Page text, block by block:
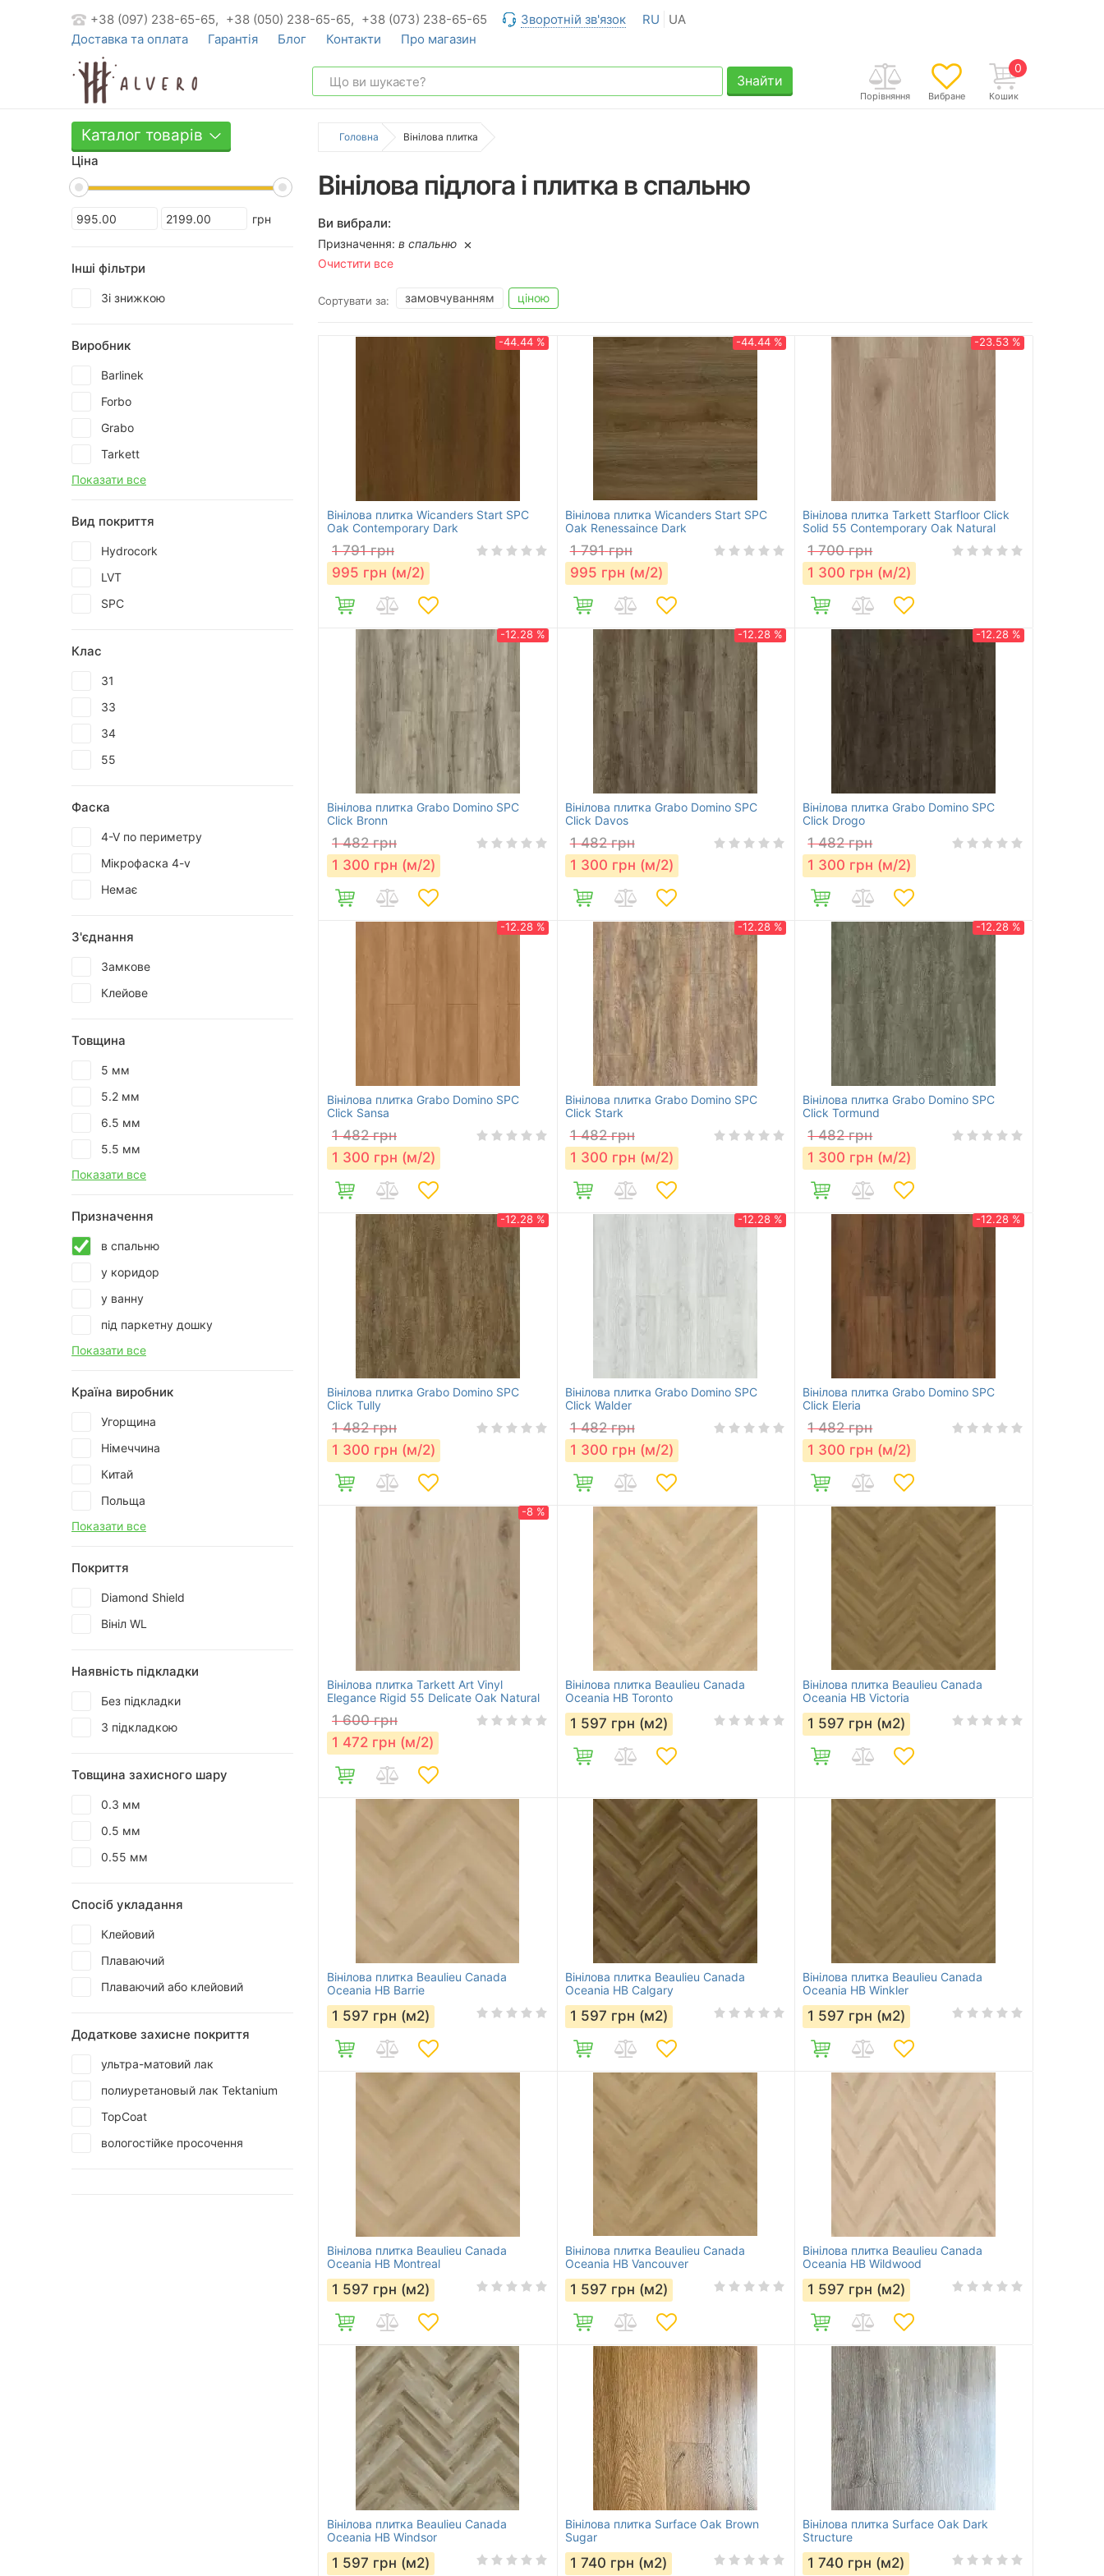
+38 (097) 238-65-65, +38 (050) 238-65-65, +38 (073) 238-65-65 Зворотній зв'язок RU
UA
Доставка та оплата
Гарантія Блог Контакти Про магазин
0
Кошик
Вибране
Порівняння
Знайти
Каталог товарів
Ціна
грн
Інші фільтри
Зі знижкою
Виробник
Barlinek
Forbo
Grabo
Tarkett
Показати все
Вид покриття
Hydrocork
LVT
SPC
Клас
31
33
34
55
Фаска
4-V по периметру
Мікрофаска 4-v
Немає
З'єднання
Замкове
Клейове
Товщина
5 мм
5.2 мм
6.5 мм
5.5 мм
Показати все
Призначення
в спальню
у коридор
у ванну
під паркетну дошку
Показати все
Країна виробник
Угорщина
Німеччина
Китай
Польща
Показати все
Покриття
Diamond Shield
Вініл WL
Наявність підкладки
Без підкладки
З підкладкою
Товщина захисного шару
0.3 мм
0.5 мм
0.55 мм
Спосіб укладання
Клейовий
Плаваючий
Плаваючий або клейовий
Додаткове захисне покриття
ультра-матовий лак
полиуретановый лак Tektanium
TopCoat
вологостійке просочення
Головна Вінілова плитка
Вінілова підлога і плитка в спальню
Ви вибрали:
Призначення: в спальню
Очистити все
Сортувати за: замовчуванням ціною
-44.44 %
Вінілова плитка Wicanders Start SPC
Oak Contemporary Dark
1 791 грн
995 грн (м/2)
-44.44 %
Вінілова плитка Wicanders Start SPC
Oak Renessaince Dark
1 791 грн
995 грн (м/2)
-23.53 %
Вінілова плитка Tarkett Starfloor Click
Solid 55 Contemporary Oak Natural
1 700 грн
1 300 грн (м/2)
-12.28 %
Вінілова плитка Grabo Domino SPC
Click Bronn
1 482 грн
1 300 грн (м/2)
-12.28 %
Вінілова плитка Grabo Domino SPC
Click Davos
1 482 грн
1 300 грн (м/2)
-12.28 %
Вінілова плитка Grabo Domino SPC
Click Drogo
1 482 грн
1 300 грн (м/2)
-12.28 %
Вінілова плитка Grabo Domino SPC
Click Sansa
1 482 грн
1 300 грн (м/2)
-12.28 %
Вінілова плитка Grabo Domino SPC
Click Stark
1 482 грн
1 300 грн (м/2)
-12.28 %
Вінілова плитка Grabo Domino SPC
Click Tormund
1 482 грн
1 300 грн (м/2)
-12.28 %
Вінілова плитка Grabo Domino SPC
Click Tully
1 482 грн
1 300 грн (м/2)
-12.28 %
Вінілова плитка Grabo Domino SPC
Click Walder
1 482 грн
1 300 грн (м/2)
-12.28 %
Вінілова плитка Grabo Domino SPC
Click Eleria
1 482 грн
1 300 грн (м/2)
-8 %
Вінілова плитка Tarkett Art Vinyl
Elegance Rigid 55 Delicate Oak Natural
1 600 грн
1 472 грн (м/2)
Вінілова плитка Beaulieu Canada
Oceania HB Toronto
1 597 грн (м2)
Вінілова плитка Beaulieu Canada
Oceania HB Victoria
1 597 грн (м2)
Вінілова плитка Beaulieu Canada
Oceania HB Barrie
1 597 грн (м2)
Вінілова плитка Beaulieu Canada
Oceania HB Calgary
1 597 грн (м2)
Вінілова плитка Beaulieu Canada
Oceania HB Winkler
1 597 грн (м2)
Вінілова плитка Beaulieu Canada
Oceania HB Montreal
1 597 грн (м2)
Вінілова плитка Beaulieu Canada
Oceania HB Vancouver
1 597 грн (м2)
Вінілова плитка Beaulieu Canada
Oceania HB Wildwood
1 597 грн (м2)
Вінілова плитка Beaulieu Canada
Oceania HB Windsor
1 597 грн (м2)
Вінілова плитка Surface Oak Brown
Sugar
1 740 грн (м2)
Вінілова плитка Surface Oak Dark
Structure
1 740 грн (м2)